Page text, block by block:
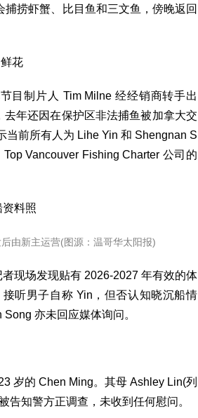
捕捞虾蟹、比目鱼和三文鱼，傍晚返回
目制片人 Tim Milne 经经销商转手出
年还因在保护区非法捕鱼被加拿大交
前所有人为 Lihe Yin 和 Shengnan S
Vancouver Fishing Charter 公司的
由新主运营(图源：温哥华太阳报)
现场发现贴有 2026-2027 年有效的体
听男子自称 Yin，但否认知晓沉船情
亦未回应媒体询问。
岁的 Chen Ming。其母 Ashley Lin(列
告知警方正调查，未收到任何慰问。